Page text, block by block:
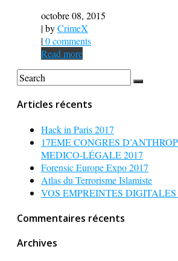
octobre 08, 2015
| byCrimeX
|0 comments
Read more
Articles récents
Hack in Paris 2017
17EME CONGRES
MEDICO-LÉGALE 2017
Forensic Europe Expo 2017
Atlas du Terrorisme Islamiste
VOS EMPREINTES
Commentaires récents
Archives